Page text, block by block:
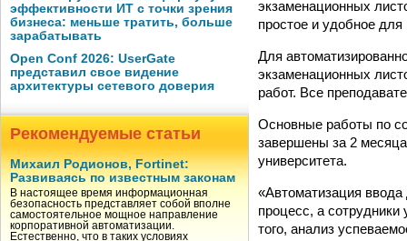
эффективности ИТ с точки зрения
бизнеса: меньше тратить, больше
зарабатывать
Open Conf 2026: UserGate
представил свое видение
архитектуры сетевого доверия
Рекомендуемые статьи
Михаил Родионов, Fortinet:
Развиваясь по известным законам
В настоящее время информационная
безопасность представляет собой вполне
самостоятельное мощное направление
корпоративной автоматизации.
Естественно, что в таких условиях
экзаменационных
простое и удобное
Для
экзаменационных
работ. Все
Основные работы по
завершены за 2
университета.
«Автоматизация
процесс, а
того, анализ